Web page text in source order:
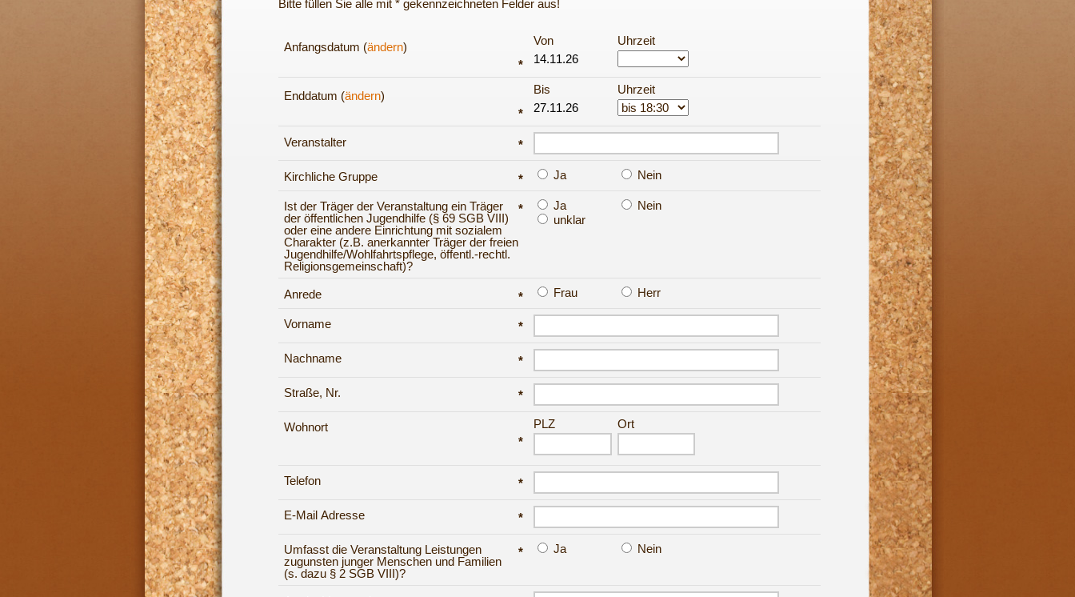
Bitte füllen Sie alle mit * gekennzeichneten Felder aus!
Anfangsdatum (ändern)
*
Von Uhrzeit
Enddatum (ändern)
*
Bis Uhrzeit
*
Veranstalter
*
Kirchliche Gruppe Ja Nein
*
Ist der Träger der Veranstaltung ein Träger
der öffentlichen Jugendhilfe (§ 69 SGB VIII)
oder eine andere Einrichtung mit sozialem
Charakter (z.B. anerkannter Träger der freien
Jugendhilfe/Wohlfahrtspflege, öffentl.-rechtl.
Religionsgemeinschaft)?
Ja
Nein
unklar
*
Anrede Frau Herr
*
Vorname
*
Nachname
*
Straße, Nr.
Wohnort
*
PLZ Ort
*
Telefon
*
E-Mail Adresse
*
Umfasst die Veranstaltung Leistungen
zugunsten junger Menschen und Familien
(s. dazu § 2 SGB VIII)?
Ja Nein